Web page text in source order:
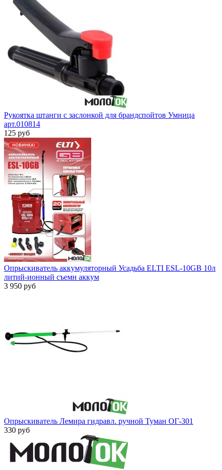
Рукоятка штанги с заслонкой для брандспойтов Умница
арт.010814
125 руб
Опрыскиватель аккумуляторный Усадьба ELTI ESL-10GB 10л
литий-ионный съемн аккум
3 950 руб
Опрыскиватель Лемира гидравл. ручной Туман ОГ-301
330 руб